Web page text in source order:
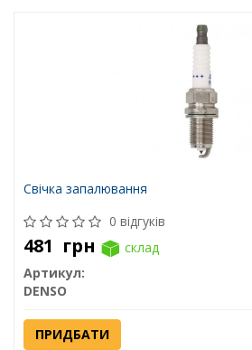
Свічка запалювання
0 відгуків
481 грн
склад
Артикул:
DENSO
ПРИДБАТИ